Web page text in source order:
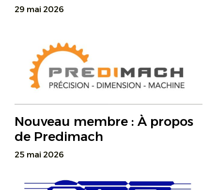
29 mai 2026
Nouveau membre : À propos
de Predimach
25 mai 2026